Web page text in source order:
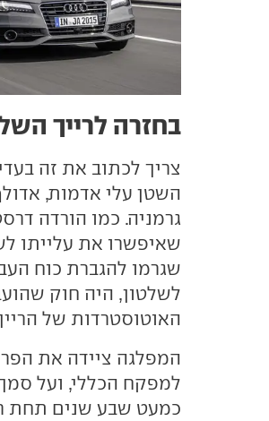
בחזרה לרייך
צריך לכתוב את זה
השטן עלי אדמות,
גרמניה. כמו הורדה
שאיפשרו את עלייתו
שגרמו להגברת כוח
האוטוסטרדות של
המפלגה ציידה את
למפקח הכללי, ועל
כמעט שבע שנים תחת